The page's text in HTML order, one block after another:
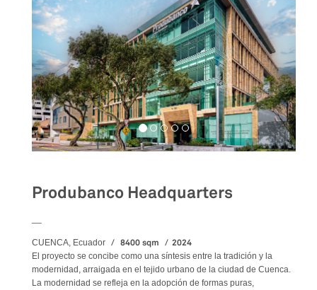
Produbanco Headquarters
CUENCA, Ecuador 8400 sqm 2024
El proyecto se concibe como una síntesis entre la tradición y la
modernidad, arraigada en el tejido urbano de la ciudad de Cuenca.
La modernidad se refleja en la adopción de formas puras,